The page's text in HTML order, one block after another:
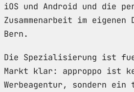
iOS und Android und die
Zusammenarbeit im eigenen
Bern.
Die Spezialisierung ist
Markt klar: approppo ist
Werbeagentur, sondern ein